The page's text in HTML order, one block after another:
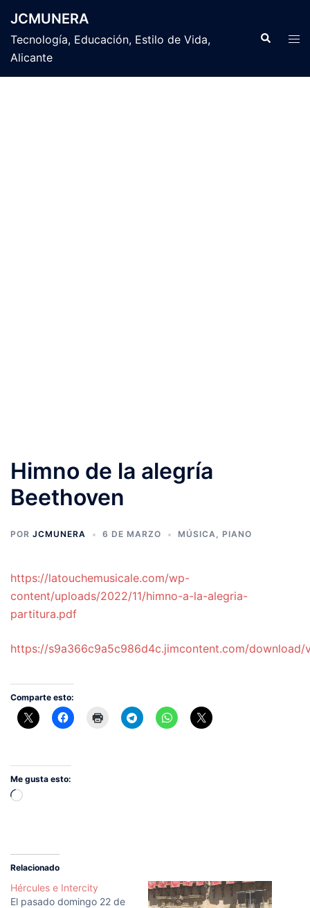
contenido
JCMUNERA
Tecnología, Educación, Estilo de Vida,
Alicante
Buscar
Himno de la alegría
Beethoven
POR JCMUNERA 6 DE MARZO MÚSICA, PIANO
https://latouchemusicale.com/wp-
content/uploads/2022/11/himno-a-la-alegria-
partitura.pdf
https://s9a366c9a5c986d4c.jimcontent.com/download/
Comparte esto:
Me gusta esto:
Cargando...
Relacionado
Hércules e Intercity
El pasado domingo 22 de